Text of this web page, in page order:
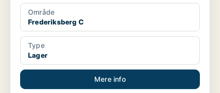
Område
Frederiksberg C
Type
Lager
Mere info